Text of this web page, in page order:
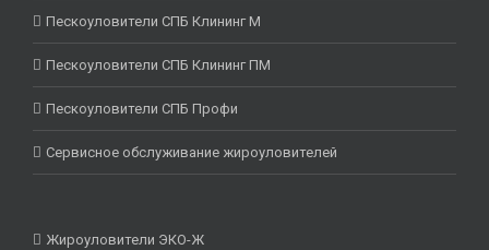
Пескоуловители СПБ Клининг М
Пескоуловители СПБ Клининг ПМ
Пескоуловители СПБ Профи
Сервисное обслуживание жироуловителей
Жироуловители ЭКО-Ж